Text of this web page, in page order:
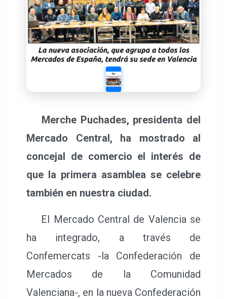
Merche Puchades, presidenta del
Mercado Central, ha mostrado al
concejal de comercio el interés de
que la primera asamblea se celebre
también en nuestra ciudad.
El Mercado Central de Valencia se
ha integrado, a través de
Confemercats -la Confederación de
Mercados de la Comunidad
Valenciana-, en la nueva Confederación